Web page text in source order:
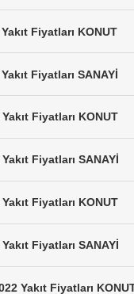
Fiyatları KONUT
Fiyatları SANAYİ
Fiyatları KONUT
Fiyatları SANAYİ
Fiyatları KONUT
Fiyatları SANAYİ
Yakıt Fiyatları